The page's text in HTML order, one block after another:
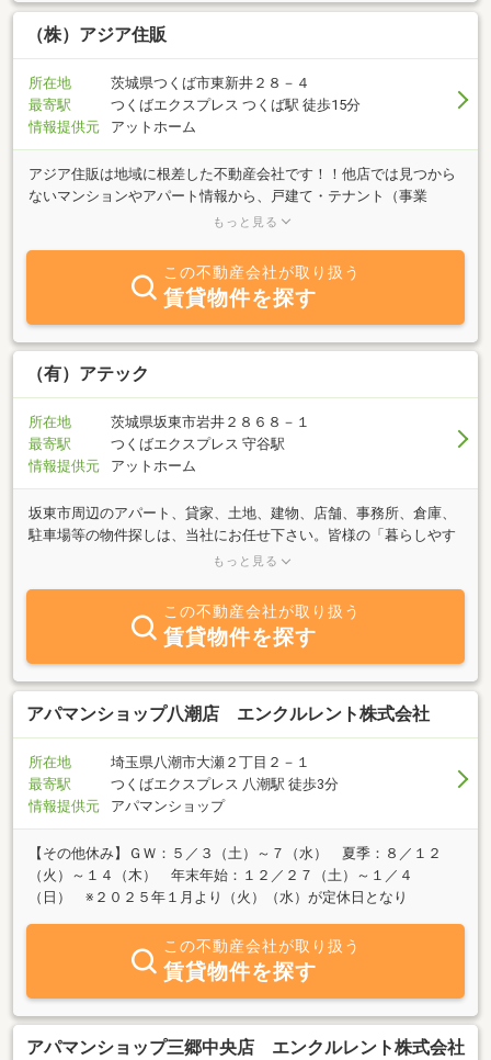
（株）アジア住販
所在地
茨城県つくば市東新井２８－４
最寄駅
つくばエクスプレス つくば駅 徒歩15分
情報提供元
アットホーム
アジア住販は地域に根差した不動産会社です！！他店では見つから
ないマンションやアパート情報から、戸建て・テナント（事業
用）・駐車場まで掘り出し物件多数。是非お問い合わせくださ
もっと見る
この不動産会社が取り扱う
賃貸物件を探す
（有）アテック
所在地
茨城県坂東市岩井２８６８－１
最寄駅
つくばエクスプレス 守谷駅
情報提供元
アットホーム
坂東市周辺のアパート、貸家、土地、建物、店舗、事務所、倉庫、
駐車場等の物件探しは、当社にお任せ下さい。皆様の「暮らしやす
さ」を応援、ライフスタイルにあった物件探しのお手伝いをさせて
んな皆様のニーズにお答えさせて頂きます。
もっと見る
この不動産会社が取り扱う
賃貸物件を探す
アパマンショップ八潮店 エンクルレント株式会社
所在地
埼玉県八潮市大瀬２丁目２－１
最寄駅
つくばエクスプレス 八潮駅 徒歩3分
情報提供元
アパマンショップ
【その他休み】ＧＷ：５／３（土）～７（水） 夏季：８／１２
（火）～１４（木） 年末年始：１２／２７（土）～１／４
（日） ※２０２５年１月より（火）（水）が定休日となり
この不動産会社が取り扱う
賃貸物件を探す
アパマンショップ三郷中央店 エンクルレント株式会社